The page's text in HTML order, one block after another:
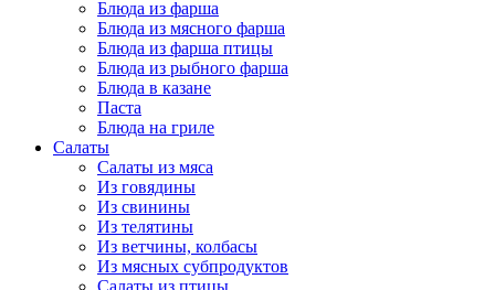
Блюда из фарша
Блюда из мясного фарша
Блюда из фарша птицы
Блюда из рыбного фарша
Блюда в казане
Паста
Блюда на гриле
Салаты
Салаты из мяса
Из говядины
Из свинины
Из телятины
Из ветчины, колбасы
Из мясных субпродуктов